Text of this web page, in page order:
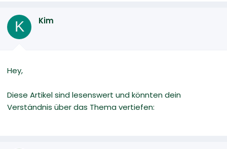
K Kim
Hey,
Diese Artikel sind lesenswert und könnten dein
Verständnis über das Thema vertiefen: